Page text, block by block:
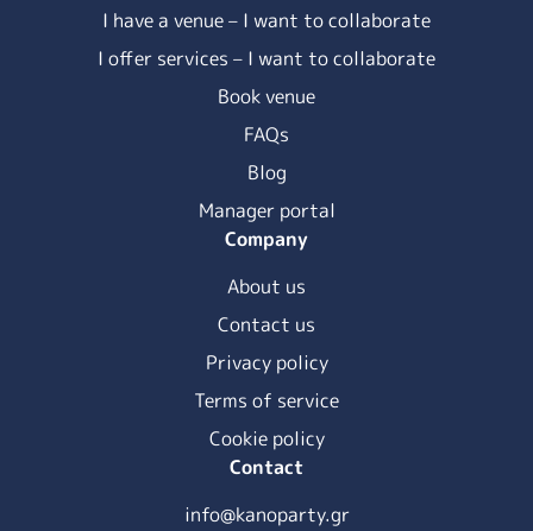
I have a venue – I want to collaborate
I offer services – I want to collaborate
Book venue
FAQs
Blog
Manager portal
Company
About us
Contact us
Privacy policy
Terms of service
Cookie policy
Contact
info@kanoparty.gr